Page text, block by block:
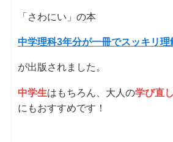
「さわにい」の本
中学理科3年分が一冊でスッキリ理
が出版されました。
中学生はもちろん、大人の学び直し
にもおすすめです！